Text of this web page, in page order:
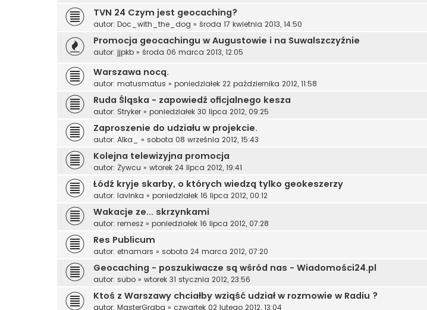
TVN 24 Czym jest geocaching?
autor: Doc_with_the_dog » środa 17 kwietnia 2013, 14:50
Promocja geocachingu w Augustowie i na Suwalszczyźnie
autor: jjpkb » środa 06 marca 2013, 12:05
Warszawa nocą.
autor: matusmatus » poniedziałek 22 października 2012, 11:58
Ruda Śląska - zapowiedź oficjalnego kesza
autor: Stryker » poniedziałek 30 lipca 2012, 09:25
Zaproszenie do udziału w projekcie.
autor: Alka_ » sobota 08 września 2012, 15:43
Kolejna telewizyjna promocja
autor: Żywcu » wtorek 24 lipca 2012, 19:41
Łódź kryje skarby, o których wiedzą tylko geokeszerzy
autor: lavinka » poniedziałek 16 lipca 2012, 00:12
Wakacje ze... skrzynkami
autor: remesz » poniedziałek 16 lipca 2012, 07:28
Res Publicum
autor: etnamars » sobota 24 marca 2012, 07:20
Geocaching - poszukiwacze są wśród nas - Wiadomości24.pl
autor: subo » wtorek 31 stycznia 2012, 23:56
Ktoś z Warszawy chciałby wziąść udział w rozmowie w Radiu ?
autor: MasterGraba » czwartek 02 lutego 2012, 13:04